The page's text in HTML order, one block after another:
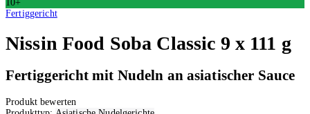
10+
Fertiggericht
Nissin Food Soba Classic 9 x 111 g
Fertiggericht mit Nudeln an asiatischer Sauce
Produkt bewerten